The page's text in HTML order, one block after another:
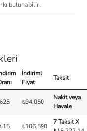
bulunabilir.
İndirimli
Fiyat
Taksit
₺94.050
Nakit veya
Havale
₺106.590
7 Taksit X